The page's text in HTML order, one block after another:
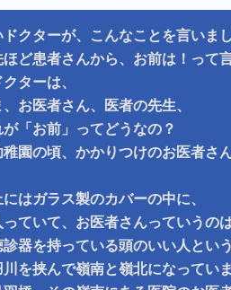
ドクターが、こんなことを言いま
ほど患者さんから、お前は！って
ターは、
お医者さん、医者の先生、
「お前」ってどうなの？
稚園の頃、かかりつけのお医者さ
はガラス製のカバーの中に、
ていて、お医者さんっていうの
器を持っている頭のいい人とい
を挟んで嶺南と嶺北になってい